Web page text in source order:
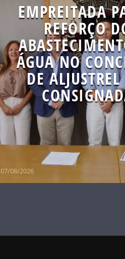
EMPREITADA
REFORÇO
ÁGUA NO
DE
07/08/2026